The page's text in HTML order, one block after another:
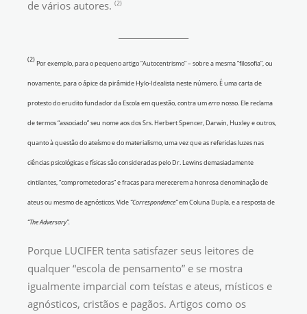
de vários autores. (2)
(2)Por exemplo, para o pequeno artigo “Autocentrismo” – sobre a mesma “filosofia”, ou
novamente, para o ápice da pirâmide Hylo-Idealista neste número. É uma carta de
protesto do erudito fundador da Escola em questão, contra umerronosso. Ele reclama
de termos “associado” seu nome aos dos Srs. Herbert Spencer, Darwin, Huxley e outros,
quanto à questão do ateísmo e do materialismo, uma vez que as referidas luzes nas
ciências psicológicas e físicas são consideradas pelo Dr. Lewins demasiadamente
cintilantes, “comprometedoras” e fracas para merecerem a honrosa denominação de
ateus ou mesmo de agnósticos. Vide“Correspondence”em Coluna Dupla, e a resposta de
“The Adversary”.
Porque LUCIFER tenta satisfazer seus leitores de
qualquer “escola de pensamento” e se mostra
igualmente imparcial com teístas e ateus, místicos e
agnósticos, cristãos e pagãos. Artigos como os